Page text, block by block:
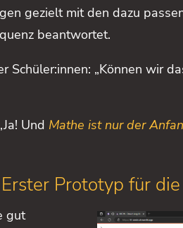
gezielt mit den dazu
beantwortet.
Schüler:innen: „Können wir
Und Mathe ist nur der
Erster Prototyp für
gut